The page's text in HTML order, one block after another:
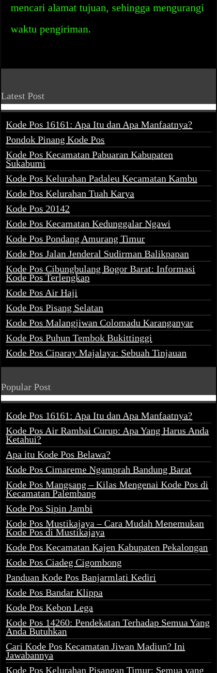
mencari alamat tujuan, sehingga mengurangi
waktu pengiriman.
Latest Post
Kode Pos 16161: Apa Itu dan Apa Manfaatnya?
Pondok Pinang Kode Pos
Kode Pos Kecamatan Pabuaran Kabupaten
Sukabumi
Kode Pos Kelurahan Padaleu Kecamatan Kambu
Kode Pos Kelurahan Tuah Karya
Kode Pos 20142
Kode Pos Kecamatan Kedunggalar Ngawi
Kode Pos Pondang Amurang Timur
Kode Pos Jalan Jenderal Sudirman Balikpapan
Kode Pos Cibungbulang Bogor Barat: Informasi
Kode Pos Terlengkap
Kode Pos Air Haji
Kode Pos Pisang Selatan
Kode Pos Malangjiwan Colomadu Karanganyar
Kode Pos Puhun Tembok Bukittinggi
Kode Pos Ciparay Majalaya: Sebuah Tinjauan
Popular Post
Kode Pos 16161: Apa Itu dan Apa Manfaatnya?
Kode Pos Air Rambai Curup: Apa Yang Harus Anda
Ketahui?
Apa itu Kode Pos Belawa?
Kode Pos Cimareme Ngamprah Bandung Barat
Kode Pos Mangsang – Kilas Mengenai Kode Pos di
Kecamatan Palembang
Kode Pos Sipin Jambi
Kode Pos Mustikajaya – Cara Mudah Menemukan
Kode Pos di Mustikajaya
Kode Pos Kecamatan Kajen Kabupaten Pekalongan
Kode Pos Ciadeg Cigombong
Panduan Kode Pos Banjarmlati Kediri
Kode Pos Bandar Klippa
Kode Pos Kebon Lega
Kode Pos 14260: Pendekatan Terhadap Semua Yang
Anda Butuhkan
Cari Kode Pos Kecamatan Jiwan Madiun? Ini
Jawabannya
Kode Pos Kelurahan Pisangan Timur: Semua yang